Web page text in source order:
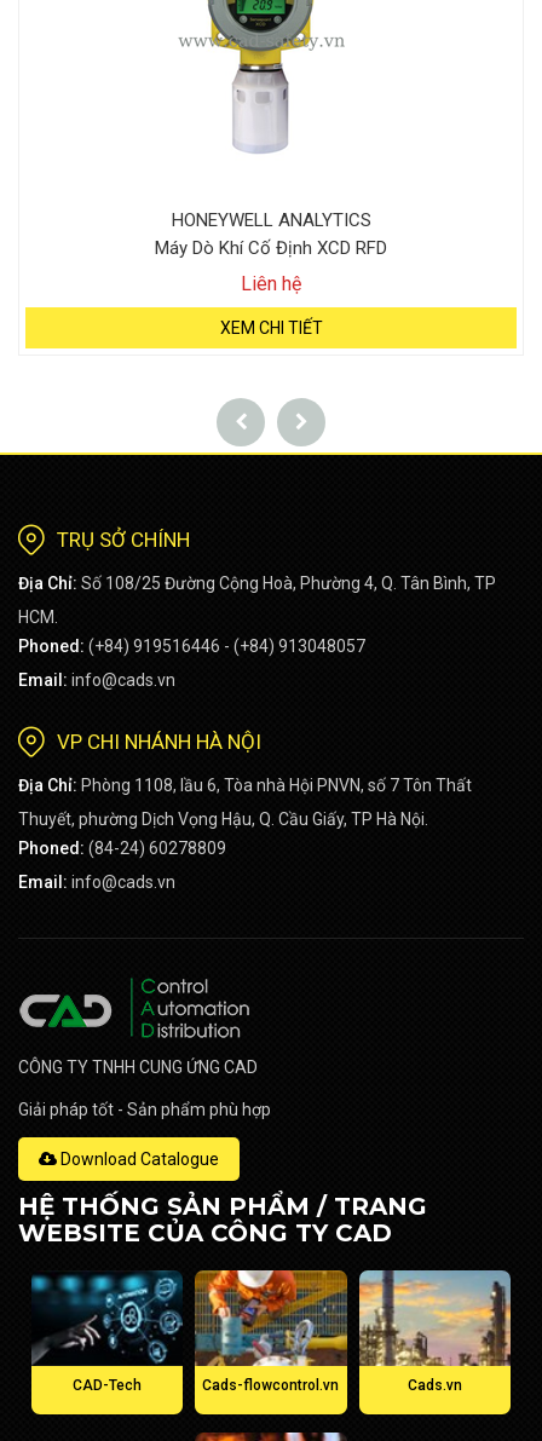
HONEYWELL ANALYTICS
Máy Dò Khí Cố Định XCD RFD
Liên hệ
XEM CHI TIẾT
TRỤ SỞ CHÍNH
Địa Chỉ: Số 108/25 Đường Cộng Hoà, Phường 4, Q. Tân Bình, TP
HCM.
Phoned: (+84) 919516446 - (+84) 913048057
Email: info@cads.vn
VP CHI NHÁNH HÀ NỘI
Địa Chỉ: Phòng 1108, lầu 6, Tòa nhà Hội PNVN, số 7 Tôn Thất
Thuyết, phường Dịch Vọng Hậu, Q. Cầu Giấy, TP Hà Nội.
Phoned: (84-24) 60278809
Email: info@cads.vn
CÔNG TY TNHH CUNG ỨNG CAD
Giải pháp tốt - Sản phẩm phù hợp
Download Catalogue
HỆ THỐNG SẢN PHẨM / TRANG
WEBSITE CỦA CÔNG TY CAD
CAD-Tech Cads-flowcontrol.vn Cads.vn